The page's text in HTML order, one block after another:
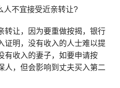
人不宜接受近亲转让?
转让，因为要重做按揭，银行
证明，没有收入的人士难以提
有收入的妻子，如要申请按
人，但会影响到丈夫买入第二